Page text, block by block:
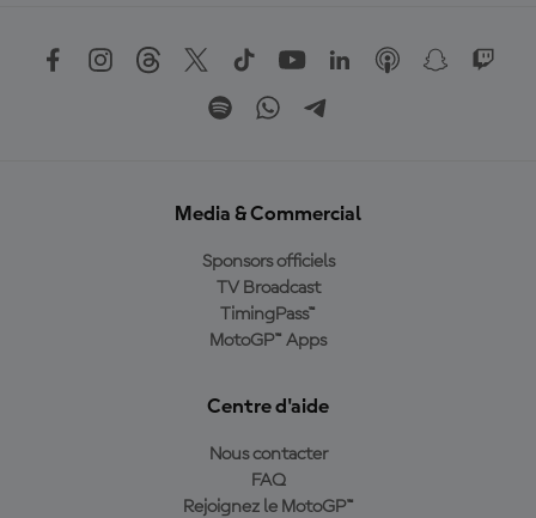
Media & Commercial
Sponsors officiels
TV Broadcast
TimingPass™
MotoGP™ Apps
Centre d'aide
Nous contacter
FAQ
Rejoignez le MotoGP™